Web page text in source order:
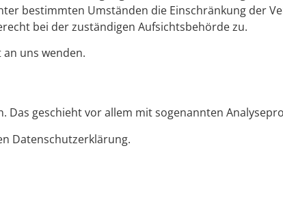
bestimmten Umständen die Einschränkung der
bei der zuständigen Aufsichtsbehörde zu.
uns wenden.
Das geschieht vor allem mit sogenannten
Datenschutzerklärung.